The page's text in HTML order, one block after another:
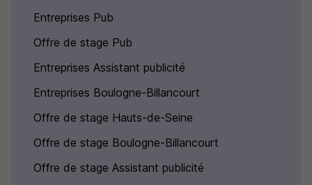
Entreprises Pub
Offre de stage Pub
Entreprises Assistant publicité
Entreprises Boulogne-Billancourt
Offre de stage Hauts-de-Seine
Offre de stage Boulogne-Billancourt
Offre de stage Assistant publicité